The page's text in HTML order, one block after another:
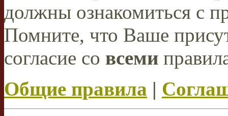
должны ознакомиться с
Помните, что Ваше
согласие со всеми
Общие правила |